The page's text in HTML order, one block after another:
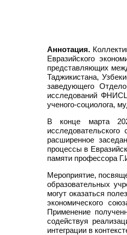
Аннотация.
Евразийского
представляющих
Таджикистана,
заведующего
исследований
ученого-социолога,
В конце марта
расширенное
процессы в
памяти профессора
Мероприятие,
образовательных
могут оказаться
экономического
Применение
содействуя
интеграции в